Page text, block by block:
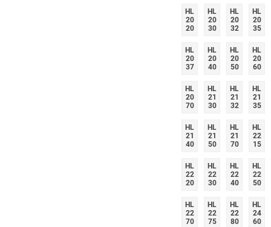
HL
20
20
HL
20
30
HL
20
32
HL
20
35
HL
20
37
HL
20
40
HL
20
50
HL
20
60
HL
20
70
HL
21
30
HL
21
32
HL
21
35
HL
21
40
HL
21
50
HL
21
70
HL
22
15
HL
22
20
HL
22
30
HL
22
40
HL
22
50
HL
22
70
HL
22
75
HL
22
80
HL
24
60